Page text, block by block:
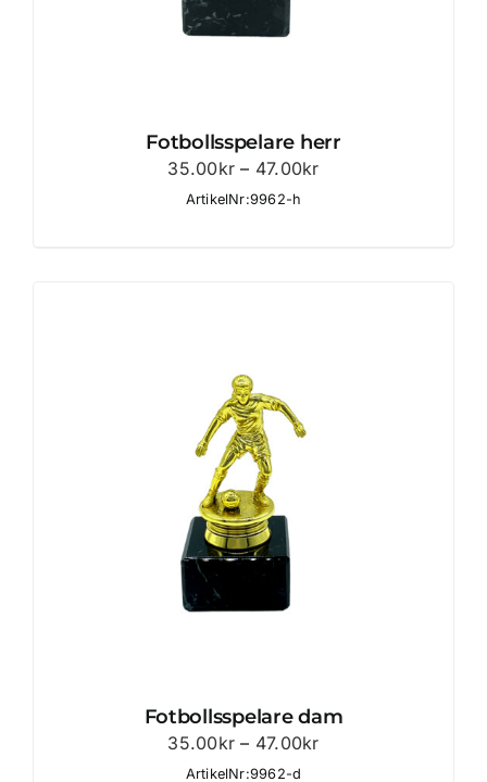
Fotbollsspelare herr
35.00kr – 47.00krPrisintervall:
ArtikelNr:9962-h
Fotbollsspelare dam
35.00kr – 47.00krPrisintervall:
ArtikelNr:9962-d